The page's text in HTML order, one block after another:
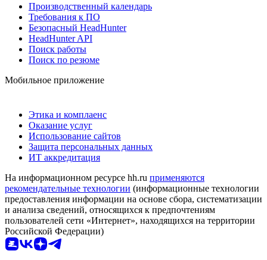
Производственный календарь
Требования к ПО
Безопасный HeadHunter
HeadHunter API
Поиск работы
Поиск по резюме
Мобильное приложение
Этика и комплаенс
Оказание услуг
Использование сайтов
Защита персональных данных
ИТ аккредитация
На информационном ресурсе hh.ru применяются
рекомендательные технологии (информационные технологии
предоставления информации на основе сбора, систематизации
и анализа сведений, относящихся к предпочтениям
пользователей сети «Интернет», находящихся на территории
Российской Федерации)